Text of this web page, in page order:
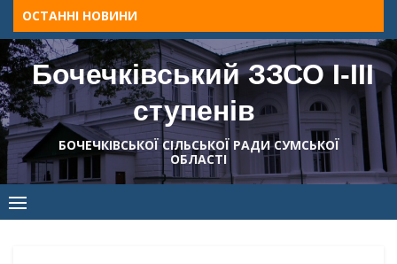
Skip
to
content
ОСТАННІ НОВИНИ
Бочечківський ЗЗСО І-ІІІ
ступенів
БОЧЕЧКІВСЬКОЇ СІЛЬСЬКОЇ РАДИ СУМСЬКОЇ
ОБЛАСТІ